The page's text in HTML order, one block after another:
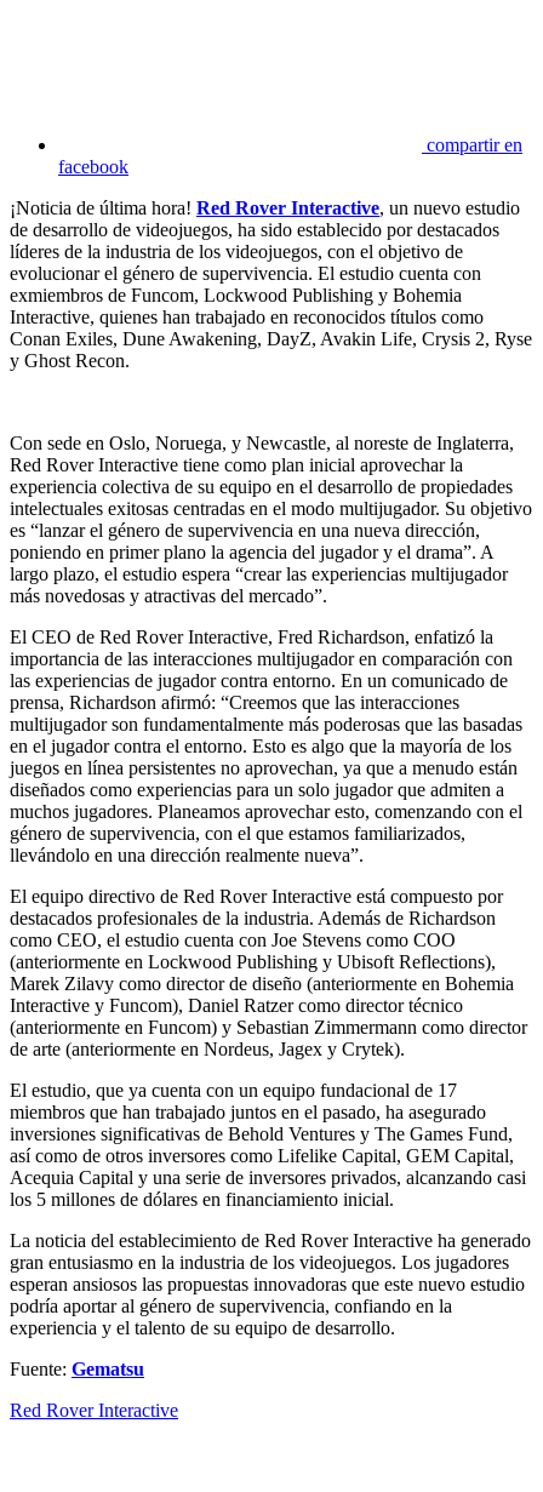
compartir en
facebook
¡Noticia de última hora! Red Rover Interactive, un nuevo estudio
de desarrollo de videojuegos, ha sido establecido por destacados
líderes de la industria de los videojuegos, con el objetivo de
evolucionar el género de supervivencia. El estudio cuenta con
exmiembros de Funcom, Lockwood Publishing y Bohemia
Interactive, quienes han trabajado en reconocidos títulos como
Conan Exiles, Dune Awakening, DayZ, Avakin Life, Crysis 2, Ryse
y Ghost Recon.
Con sede en Oslo, Noruega, y Newcastle, al noreste de Inglaterra,
Red Rover Interactive tiene como plan inicial aprovechar la
experiencia colectiva de su equipo en el desarrollo de propiedades
intelectuales exitosas centradas en el modo multijugador. Su objetivo
es “lanzar el género de supervivencia en una nueva dirección,
poniendo en primer plano la agencia del jugador y el drama”. A
largo plazo, el estudio espera “crear las experiencias multijugador
más novedosas y atractivas del mercado”.
El CEO de Red Rover Interactive, Fred Richardson, enfatizó la
importancia de las interacciones multijugador en comparación con
las experiencias de jugador contra entorno. En un comunicado de
prensa, Richardson afirmó: “Creemos que las interacciones
multijugador son fundamentalmente más poderosas que las basadas
en el jugador contra el entorno. Esto es algo que la mayoría de los
juegos en línea persistentes no aprovechan, ya que a menudo están
diseñados como experiencias para un solo jugador que admiten a
muchos jugadores. Planeamos aprovechar esto, comenzando con el
género de supervivencia, con el que estamos familiarizados,
llevándolo en una dirección realmente nueva”.
El equipo directivo de Red Rover Interactive está compuesto por
destacados profesionales de la industria. Además de Richardson
como CEO, el estudio cuenta con Joe Stevens como COO
(anteriormente en Lockwood Publishing y Ubisoft Reflections),
Marek Zilavy como director de diseño (anteriormente en Bohemia
Interactive y Funcom), Daniel Ratzer como director técnico
(anteriormente en Funcom) y Sebastian Zimmermann como director
de arte (anteriormente en Nordeus, Jagex y Crytek).
El estudio, que ya cuenta con un equipo fundacional de 17
miembros que han trabajado juntos en el pasado, ha asegurado
inversiones significativas de Behold Ventures y The Games Fund,
así como de otros inversores como Lifelike Capital, GEM Capital,
Acequia Capital y una serie de inversores privados, alcanzando casi
los 5 millones de dólares en financiamiento inicial.
La noticia del establecimiento de Red Rover Interactive ha generado
gran entusiasmo en la industria de los videojuegos. Los jugadores
esperan ansiosos las propuestas innovadoras que este nuevo estudio
podría aportar al género de supervivencia, confiando en la
experiencia y el talento de su equipo de desarrollo.
Fuente: Gematsu
Red Rover Interactive